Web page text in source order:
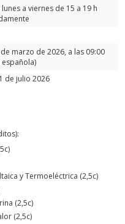
a viernes de 15 a 19 h
marzo de 2026, a las 09:00
española)
de julio 2026
y Termoeléctrica (2,5c)
(2,5c)
(2,5c)